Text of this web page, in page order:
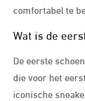
comfortabel te
Wat is de
De eerste
die voor het
iconische